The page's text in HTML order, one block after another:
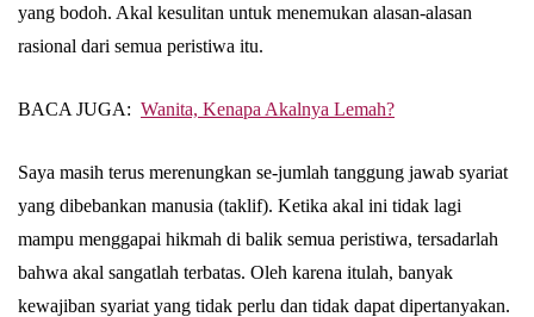
yang bodoh. Akal kesulitan untuk menemukan alasan-alasan
rasional dari semua peristiwa itu.
BACA JUGA: Wanita, Kenapa Akalnya Lemah?
Saya masih terus merenungkan se-jumlah tanggung jawab syariat
yang dibebankan manusia (taklif). Ketika akal ini tidak lagi
mampu menggapai hikmah di balik semua peristiwa, tersadarlah
bahwa akal sangatlah terbatas. Oleh karena itulah, banyak
kewajiban syariat yang tidak perlu dan tidak dapat dipertanyakan.